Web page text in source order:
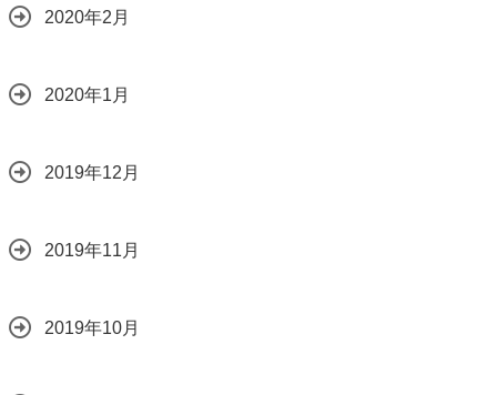
2020年2月
2020年1月
2019年12月
2019年11月
2019年10月